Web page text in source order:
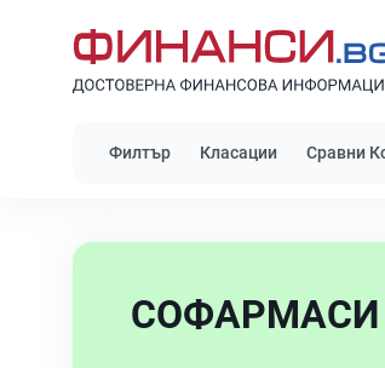
Филтър Класации Сравни
СОФАРМАСИ